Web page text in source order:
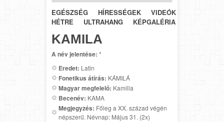
EGÉSZSÉG HÍRESSÉGEK VIDEÓK
HÉTRŐL-
HÉTRE
ULTRAHANG KÉPGALÉRIA
KAMILA
A név jelentése: *
Eredet: Latin
Fonetikus átírás: KÁMILÁ
Magyar megfelelő: Kamilla
Becenév: KAMA
Megjegyzés: Főleg a XX. század végén
népszerű. Névnap: Május 31. (2x)